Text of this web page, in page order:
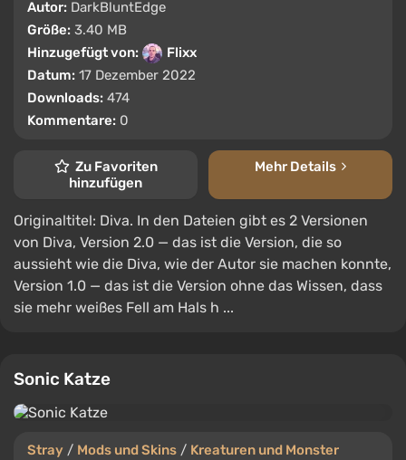
Autor: DarkBluntEdge
Größe: 3.40 MB
Hinzugefügt von:
Flixx
Datum: 17 Dezember 2022
Downloads: 474
Kommentare: 0
Zu Favoriten
hinzufügen
Mehr Details
Originaltitel: Diva. In den Dateien gibt es 2 Versionen
von Diva, Version 2.0 — das ist die Version, die so
aussieht wie die Diva, wie der Autor sie machen konnte,
Version 1.0 — das ist die Version ohne das Wissen, dass
sie mehr weißes Fell am Hals h ...
Sonic Katze
Stray / Mods und Skins / Kreaturen und Monster